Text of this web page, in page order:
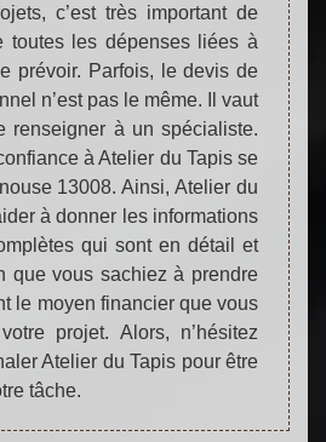
c’est très important de
toutes les dépenses liées à
prévoir. Parfois, le devis de
n’est pas le même. Il vaut
renseigner à un spécialiste.
à Atelier du Tapis se
13008. Ainsi, Atelier du
à donner les informations
qui sont en détail et
que vous sachiez à prendre
le moyen financier que vous
projet. Alors, n’hésitez
Atelier du Tapis pour être
tâche.